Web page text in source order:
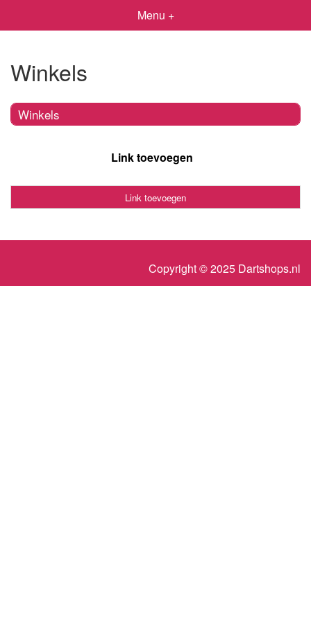
Menu +
Winkels
Winkels
Link toevoegen
Link toevoegen
Copyright © 2025 Dartshops.nl